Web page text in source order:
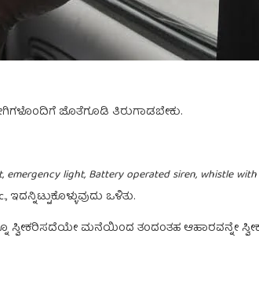
ಜೊತೆಗೂಡಿ ತಿರುಗಾಡಬೇಕು.
emergency light, Battery operated siren, whistle
ಇದನ್ನಿಟ್ಟುಕೊಳ್ಳುವುದು ಒಳಿತು.
ಮನೆಯಿಂದ ತಂದಂತಹ ಆಹಾರವನ್ನೇ